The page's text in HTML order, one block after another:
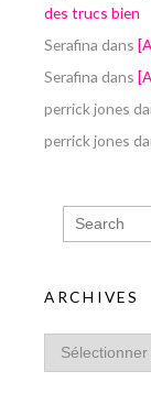
des trucs bien
Serafina dans
Serafina dans
perrick jones
perrick jones
ARCHIVES